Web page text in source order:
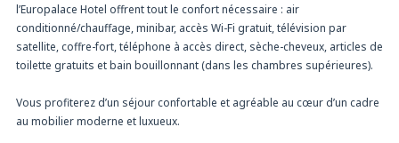
l’Europalace Hotel offrent tout le confort nécessaire : air
conditionné/chauffage, minibar, accès Wi-Fi gratuit, télévision par
satellite, coffre-fort, téléphone à accès direct, sèche-cheveux, articles de
toilette gratuits et bain bouillonnant (dans les chambres supérieures).
Vous profiterez d’un séjour confortable et agréable au cœur d’un cadre
au mobilier moderne et luxueux.